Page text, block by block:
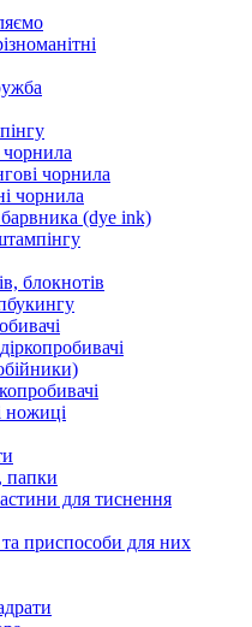
чорнила
чорнила
чорнила
(dye ink)
блокнотів
ножиці
для тиснення
приспособи для них